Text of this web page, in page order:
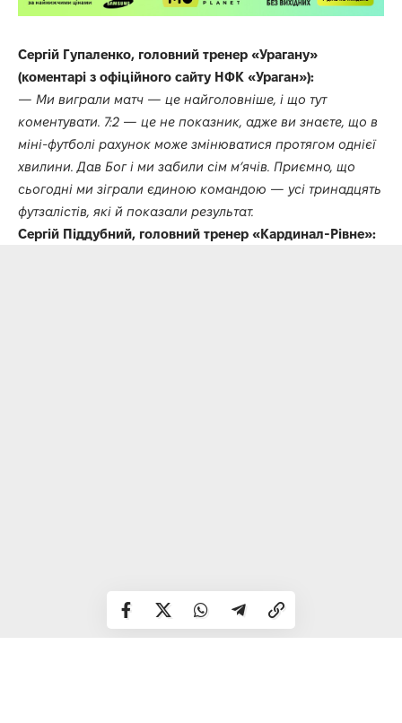
Сергій Гупаленко, головний тренер «Урагану»
(коментарі з офіційного сайту НФК «Ураган»):
— Ми виграли матч — це найголовніше, і що тут
коментувати. 7:2 — це не показник, адже ви знаєте, що в
міні-футболі рахунок може змінюватися протягом однієї
хвилини. Дав Бог і ми забили сім м’ячів. Приємно, що
сьогодні ми зіграли єдиною командою — усі тринадцять
футзалістів, які й показали результат.
Сергій Піддубний, головний тренер «Кардинал-Рівне»: